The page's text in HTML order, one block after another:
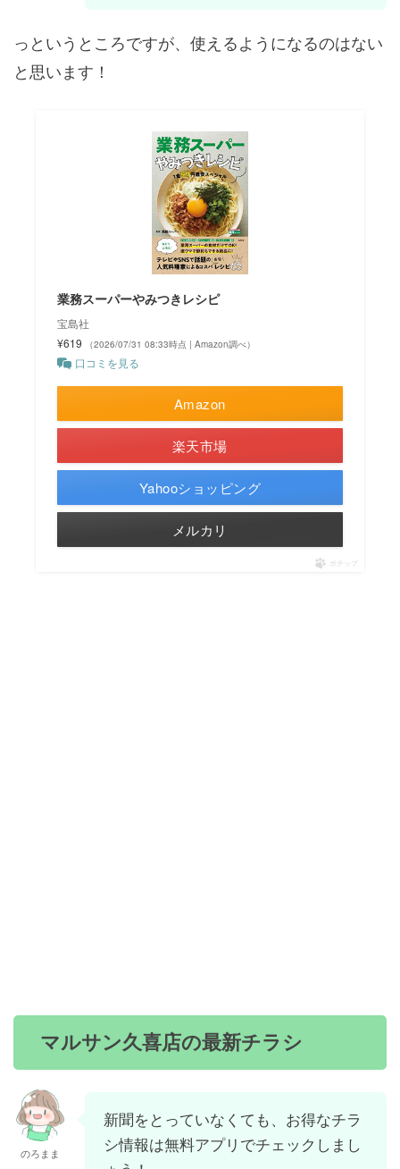
っというところですが、使えるようになるのはない
と思います！
業務スーパーやみつきレシピ
宝島社
¥619
（2026/07/31 08:33時点 | Amazon調べ）
口コミを見る
Amazon
楽天市場
Yahooショッピング
メルカリ
ポチップ
マルサン久喜店の最新チラシ
のろまま
新聞をとっていなくても、お得なチラ
シ情報は無料アプリでチェックしまし